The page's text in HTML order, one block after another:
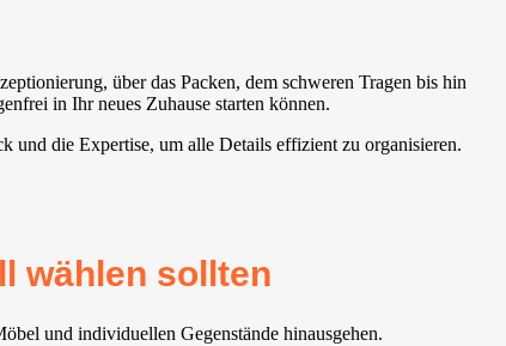
über das Packen, dem schweren Tragen bis hin
in Ihr neues Zuhause starten können.
und die Expertise, um alle Details effizient zu organisieren.
wählen sollten
und individuellen Gegenstände hinausgehen.